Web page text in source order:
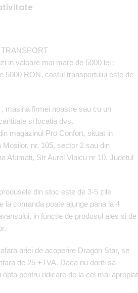
in valoare mai mare de 5000 lei ;
5000 RON, costul transportului este de
masina firmei noastre sau cu un
si locatia dvs.
magazinul Pro Confort, situat in
nr. 105, sector 2 sau din
Afumati, Str Aurel Vlaicu nr 10, Judetul
din stoc este de 3-5 zile
la comanda poate ajunge pana la 4
in functie de produsul ales si de
ariei de acoperire Dragon Star, se
de 25 +TVA. Daca nu doriti sa
pentru ridicare de la cel mai apropiat